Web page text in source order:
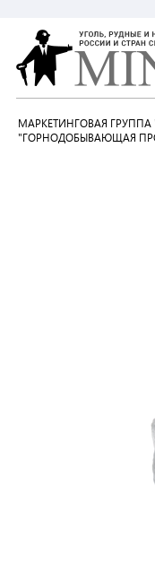
МАРКЕТИНГОВАЯ
"ГОРНОДОБЫВАЮЩАЯ